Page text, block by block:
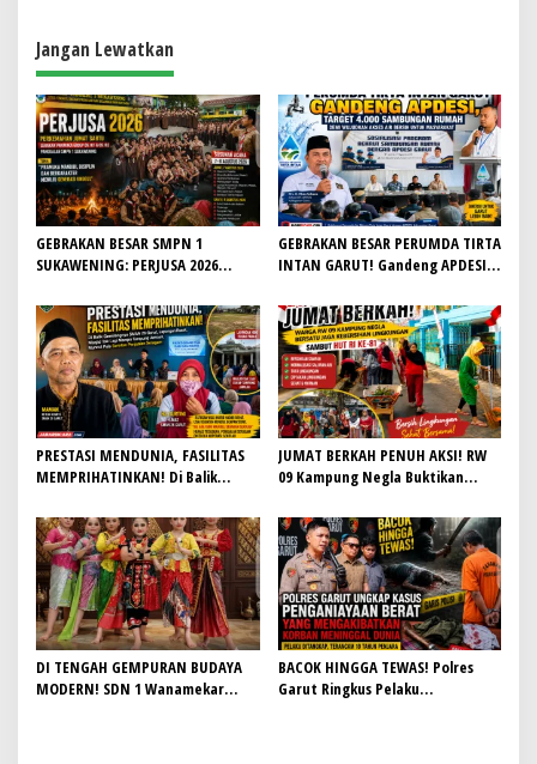
s
Jangan Lewatkan
GEBRAKAN BESAR SMPN 1
SUKAWENING: PERJUSA 2026
JIWA KEPANDUAN SISWA
GEBRAKAN BESAR PERUMDA TIRTA
INTAN GARUT! Gandeng APDESI,
Demi Wujudkan Akses Air Bersih
untuk Masyarakat
PRESTASI MENDUNIA, FASILITAS
MEMPRIHATINKAN! Di Balik
Lapangan Hoki Rusak, Masjid Tak
Lagi Mampu Tampung Jamaah,
Penjualan Seragam Ikut Jadi
Sorotan
JUMAT BERKAH PENUH AKSI! RW
09 Kampung Negla Buktikan
Slogan, Warga Bersatu Sambut
HUT RI ke-81
DI TENGAH GEMPURAN BUDAYA
MODERN! SDN 1 Wanamekar
BACOK HINGGA TEWAS! Polres
Garut Ringkus Pelaku